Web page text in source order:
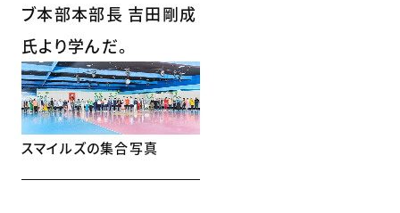
ブ本部本部長 吉田剛成
氏より学んだ。
スマイルズの集合写真